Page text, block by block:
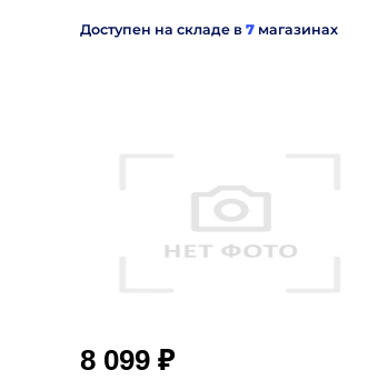
Доступен на складе в 7 магазинах
8 099 ₽